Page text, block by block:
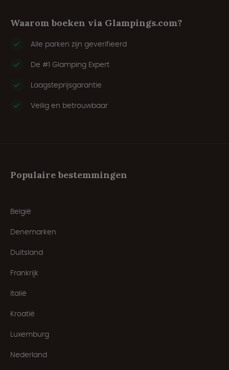
Waarom boeken via Glampings.com?
Alle parken zijn geverifieerd
De #1 Glamping Expert
Laagsteprijsgarantie
Veilig en betrouwbaar
Populaire bestemmingen
België
Denemarken
Duitsland
Frankrijk
Italië
Kroatië
Luxemburg
Nederland